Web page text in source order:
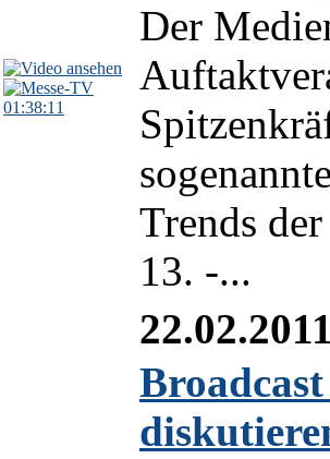
01:38:11
Der
Trends
13. -...
22.02.2011